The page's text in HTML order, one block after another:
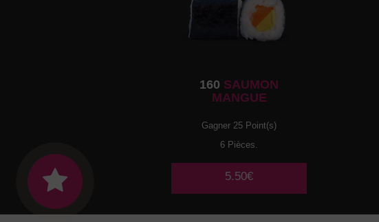
160 SAUMON
MANGUE
Gagner 25 Point(s)
6 Pièces.
5.50€